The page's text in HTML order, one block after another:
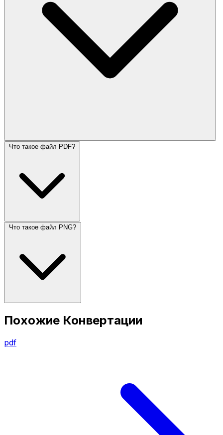
Что такое файл PDF?
Что такое файл PNG?
Похожие Конвертации
pdf